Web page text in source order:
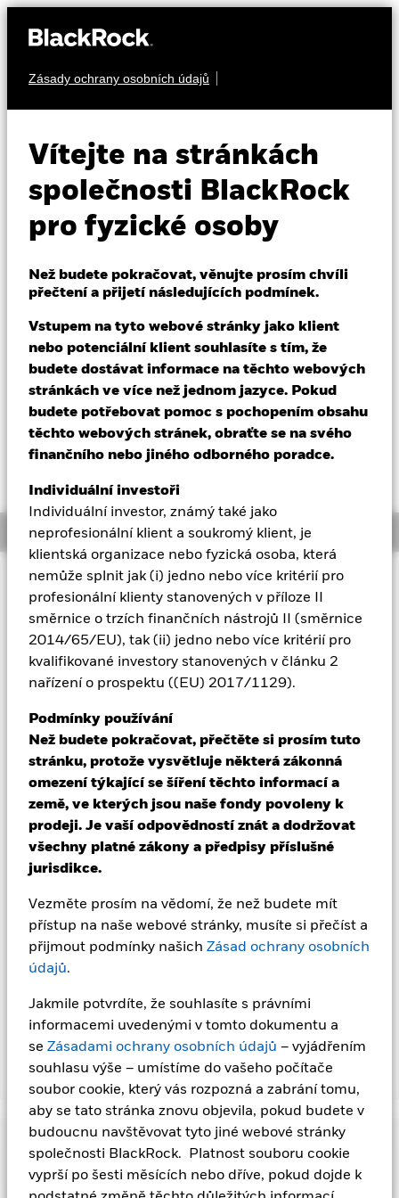
Zásady ochrany osobních údajů
Vítejte na stránkách
společnosti BlackRock
pro fyzické osoby
Než budete pokračovat, věnujte prosím chvíli
přečtení a přijetí následujících podmínek.
Vstupem na tyto webové stránky jako klient
nebo potenciální klient souhlasíte s tím, že
budete dostávat informace na těchto webových
stránkách ve více než jednom jazyce. Pokud
budete potřebovat pomoc s pochopením obsahu
těchto webových stránek, obraťte se na svého
finančního nebo jiného odborného poradce.
Individuální investoři
Individuální investor, známý také jako
neprofesionální klient a soukromý klient, je
klientská organizace nebo fyzická osoba, která
nemůže splnit jak (i) jedno nebo více kritérií pro
profesionální klienty stanovených v příloze II
směrnice o trzích finančních nástrojů II (směrnice
2014/65/EU), tak (ii) jedno nebo více kritérií pro
kvalifikované investory stanovených v článku 2
nařízení o prospektu ((EU) 2017/1129).
Podmínky používání
Než budete pokračovat, přečtěte si prosím tuto
stránku, protože vysvětluje některá zákonná
omezení týkající se šíření těchto informací a
země, ve kterých jsou naše fondy povoleny k
prodeji. Je vaší odpovědností znát a dodržovat
všechny platné zákony a předpisy příslušné
jurisdikce.
Vezměte prosím na vědomí, že než budete mít
přístup na naše webové stránky, musíte si přečíst a
přijmout podmínky našich Zásad ochrany osobních
údajů.
Jakmile potvrdíte, že souhlasíte s právními
informacemi uvedenými v tomto dokumentu a
se Zásadami ochrany osobních údajů – vyjádřením
souhlasu výše – umístíme do vašeho počítače
soubor cookie, který vás rozpozná a zabrání tomu,
aby se tato stránka znovu objevila, pokud budete v
budoucnu navštěvovat tyto jiné webové stránky
společnosti BlackRock. Platnost souboru cookie
vyprší po šesti měsících nebo dříve, pokud dojde k
Vzdělávání
Individuální investoři
Czech Republic
Change location
BlackRock
iShares
Aladdin
ESG Multi-Asset
Fund
NAV k 07-srp-26
USD 67,35
1 den změny NAV k 07-srp-26
USD 0,09 (0,13%)
Morningstar Rating
Overview
Důležité informace: Rizikový kapitál.Hodnota investic a
příjmů z nich může klesat i stoupat a není zaručena. Investoři
Všechny měnově zajištěné třídy akcií tohoto fondu používají k
zajištění měnového rizika deriváty. Použití derivátů pro určitou
(známé také jako „spill-over“) pro ostatní třídy akcií ve fondu.
Správcovská společnost fondu zajistí, aby byly zavedeny
Pomocí rozbalovacího seznamu přímo pod názvem fondu si
můžete zobrazit seznam všech tříd akcií fondu - měnově
zajištěné třídy akcií jsou označeny slovem „Hedged“ v názvu
třídy akcií. Úplný seznam všech měnově zajištěných tříd akcií
je navíc k dispozici na vyžádání u správcovské společnosti
fondu
V rozsahu, v jakém fond provádí půjčování cenných papírů za
účelem snížení nákladů, obdrží fond 62,5 % z vytvořených
souvisejících příjmů a zbývajících 37,5 % obdrží společnost
BlackRock jako zprostředkovatel půjčování cenných papírů.
papírů nezvyšuje náklady na provoz fondu, bylo z průběžných
poplatků vyloučeno.
ESG Multi-Asset Fund
Výkonnost